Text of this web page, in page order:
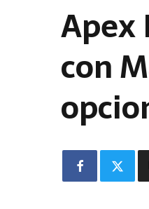
Apex
con